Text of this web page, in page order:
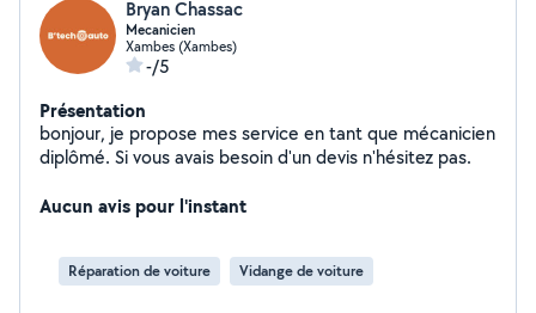
Bryan Chassac
Mecanicien
Xambes (Xambes)
-/5
Présentation
bonjour, je propose mes service en tant que mécanicien
diplômé. Si vous avais besoin d'un devis n'hésitez pas.
Aucun avis pour l'instant
Réparation de voiture Vidange de voiture